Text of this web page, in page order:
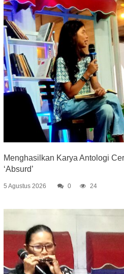
Menghasilkan Karya Antologi
‘Absurd’
5 Agustus 2026 0 24